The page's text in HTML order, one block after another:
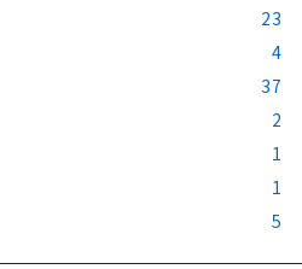
23
4
37
2
1
1
5